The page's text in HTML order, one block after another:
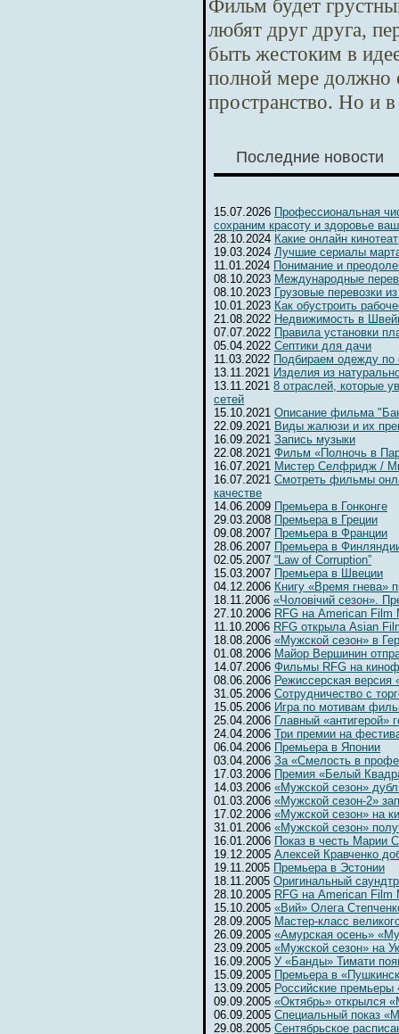
Фильм будет
любят друг друга,
быть жестоким в
полной мере должно
пространство. Но и
Последние новости
15.07.2026 Профессиональная
сохраним красоту и здоровье
28.10.2024 Какие онлайн
19.03.2024 Лучшие сериалы
11.01.2024 Понимание и
08.10.2023 Международные
08.10.2023 Грузовые перевозки
10.01.2023 Как обустроить
21.08.2022 Недвижимость в
07.07.2022 Правила установки
05.04.2022 Септики для дачи
11.03.2022 Подбираем одежду по
13.11.2021 Изделия из
13.11.2021 8 отраслей, которые
сетей
15.10.2021 Описание фильма
22.09.2021 Виды жалюзи и их
16.09.2021 Запись музыки
22.08.2021 Фильм «Полночь в
16.07.2021 Мистер Селфридж /
16.07.2021 Смотреть фильмы
качестве
14.06.2009 Премьера в Гонконге
29.03.2008 Премьера в Греции
09.08.2007 Премьера в Франции
28.06.2007 Премьера в
02.05.2007 “Law of Corruption”
15.03.2007 Премьера в Швеции
04.12.2006 Книгу «Время гнева»
18.11.2006 «Чоловiчий сезон».
27.10.2006 RFG на American Film
11.10.2006 RFG открыла Asian
18.08.2006 «Мужской сезон» в
01.08.2006 Майор Вершинин
14.07.2006 Фильмы RFG на
08.06.2006 Режиссерская версия
31.05.2006 Сотрудничество с
15.05.2006 Игра по мотивам
25.04.2006 Главный «антигерой»
24.04.2006 Три премии на
06.04.2006 Премьера в Японии
03.04.2006 За «Смелость в
17.03.2006 Премия «Белый
14.03.2006 «Мужской сезон»
01.03.2006 «Мужской сезон-2»
17.02.2006 «Мужской сезон» на
31.01.2006 «Мужской сезон»
16.01.2006 Показ в честь Марии
19.12.2005 Алексей Кравченко
19.11.2005 Премьера в Эстонии
18.11.2005 Оригинальный
28.10.2005 RFG на American Film
15.10.2005 «Вий» Олега
28.09.2005 Мастер-класс
26.09.2005 «Амурская осень»
23.09.2005 «Мужской сезон» на
16.09.2005 У «Банды» Тимати
15.09.2005 Премьера в
13.09.2005 Российские премьеры
09.09.2005 «Октябрь» открылся
06.09.2005 Специальный показ
29.08.2005 Сентябрьское